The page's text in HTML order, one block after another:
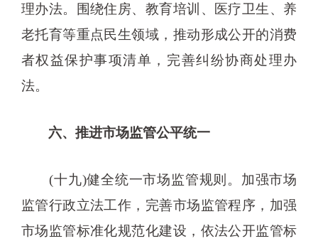
理办法。围绕住房、教育培训、医疗卫生、养
老托育等重点民生领域，推动形成公开的消费
者权益保护事项清单，完善纠纷协商处理办
法。
六、推进市场监管公平统一
(十九)健全统一市场监管规则。加强市场
监管行政立法工作，完善市场监管程序，加强
市场监管标准化规范化建设，依法公开监管标